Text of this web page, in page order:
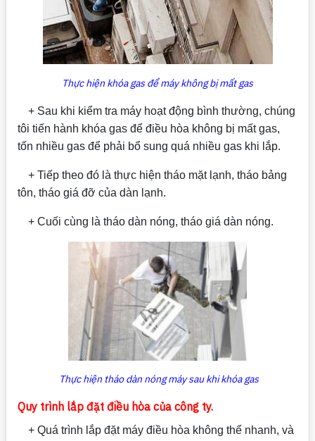
Thực hiện khóa gas để máy không bị mất gas
+ Sau khi kiểm tra máy hoạt động bình thường, chúng
tôi tiến hành khóa gas để điều hòa không bị mất gas,
tốn nhiều gas để phải bổ sung quá nhiều gas khi lắp.
+ Tiếp theo đó là thực hiện tháo mặt lạnh, tháo bảng
tôn, tháo giá đỡ của dàn lạnh.
+ Cuối cùng là tháo dàn nóng, tháo giá dàn nóng.
Thực hiện tháo dàn nóng máy sau khi khóa gas
Quy trình lắp đặt điều hòa của công ty.
+ Quá trình lắp đặt máy điều hòa không thể nhanh, và